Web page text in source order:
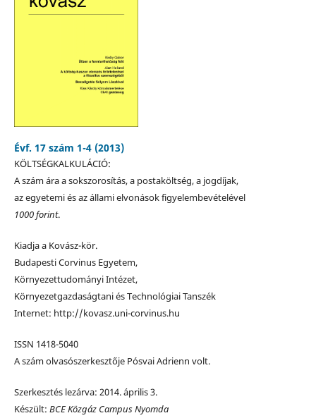
Évf. 17 szám 1-4 (2013)
KÖLTSÉGKALKULÁCIÓ:
A szám ára a sokszorosítás, a postaköltség, a jogdíjak,
az egyetemi és az állami elvonások figyelembevételével
1000 forint.
Kiadja a Kovász-kör.
Budapesti Corvinus Egyetem,
Környezettudományi Intézet,
Környezetgazdaságtani és Technológiai Tanszék
Internet: http://kovasz.uni-corvinus.hu
ISSN 1418-5040
A szám olvasószerkesztője Pósvai Adrienn volt.
Szerkesztés lezárva: 2014. április 3.
Készült: BCE Közgáz Campus Nyomda